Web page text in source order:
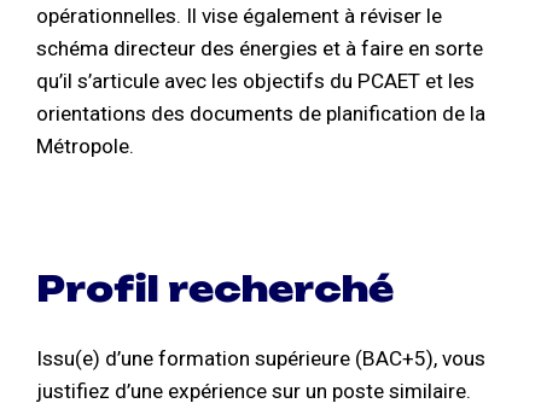
opérationnelles. Il vise également à réviser le
schéma directeur des énergies et à faire en sorte
qu’il s’articule avec les objectifs du PCAET et les
orientations des documents de planification de la
Métropole.
Profil recherché
Issu(e) d’une formation supérieure (BAC+5), vous
justifiez d’une expérience sur un poste similaire.